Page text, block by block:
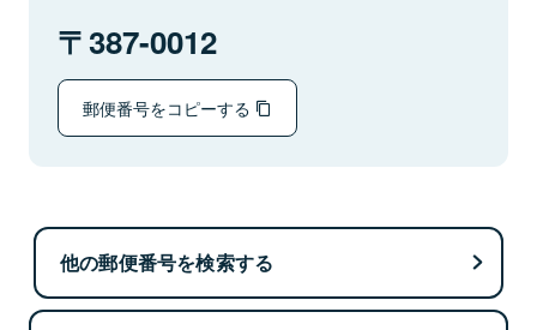
387-0012
郵便番号をコピーする
他の郵便番号を検索する